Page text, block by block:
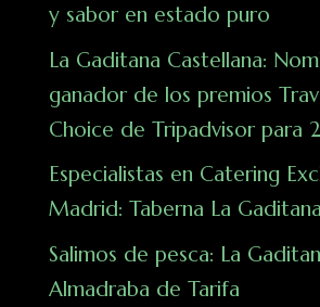
y sabor en estado puro
La Gaditana Castellana:
ganador de los premios
Choice de Tripadvisor para
Especialistas en Catering
Madrid: Taberna La
Salimos de pesca: La
Almadraba de Tarifa